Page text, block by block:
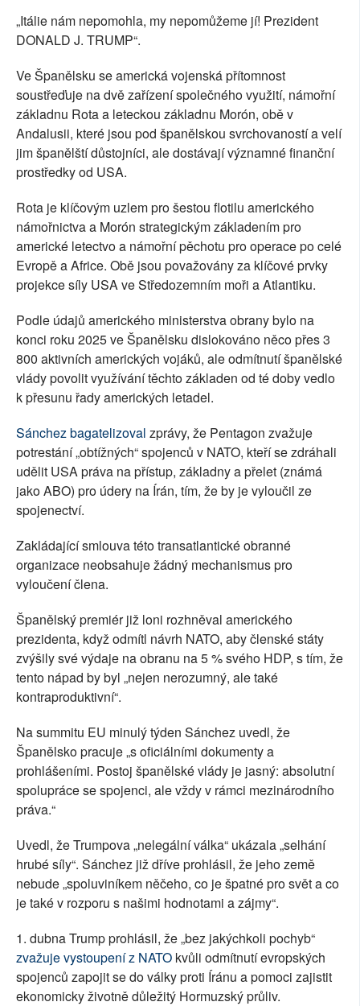
„Itálie nám nepomohla, my nepomůžeme jí! Prezident
DONALD J. TRUMP“.
Ve Španělsku se americká vojenská přítomnost
soustřeďuje na dvě zařízení společného využití, námořní
základnu Rota a leteckou základnu Morón, obě v
Andalusii, které jsou pod španělskou svrchovaností a velí
jim španělští důstojníci, ale dostávají významné finanční
prostředky od USA.
Rota je klíčovým uzlem pro šestou flotilu amerického
námořnictva a Morón strategickým základením pro
americké letectvo a námořní pěchotu pro operace po celé
Evropě a Africe. Obě jsou považovány za klíčové prvky
projekce síly USA ve Středozemním moři a Atlantiku.
Podle údajů amerického ministerstva obrany bylo na
konci roku 2025 ve Španělsku dislokováno něco přes 3
800 aktivních amerických vojáků, ale odmítnutí španělské
vlády povolit využívání těchto základen od té doby vedlo
k přesunu řady amerických letadel.
Sánchez bagatelizoval zprávy, že Pentagon zvažuje
potrestání „obtížných“ spojenců v NATO, kteří se zdráhali
udělit USA práva na přístup, základny a přelet (známá
jako ABO) pro údery na Írán, tím, že by je vyloučil ze
spojenectví.
Zakládající smlouva této transatlantické obranné
organizace neobsahuje žádný mechanismus pro
vyloučení člena.
Španělský premiér již loni rozhněval amerického
prezidenta, když odmítl návrh NATO, aby členské státy
zvýšily své výdaje na obranu na 5 % svého HDP, s tím, že
tento nápad by byl „nejen nerozumný, ale také
kontraproduktivní“.
Na summitu EU minulý týden Sánchez uvedl, že
Španělsko pracuje „s oficiálními dokumenty a
prohlášeními. Postoj španělské vlády je jasný: absolutní
spolupráce se spojenci, ale vždy v rámci mezinárodního
práva.“
Uvedl, že Trumpova „nelegální válka“ ukázala „selhání
hrubé síly“. Sánchez již dříve prohlásil, že jeho země
nebude „spoluviníkem něčeho, co je špatné pro svět a co
je také v rozporu s našimi hodnotami a zájmy“.
1. dubna Trump prohlásil, že „bez jakýchkoli pochyb“
zvažuje vystoupení z NATO kvůli odmítnutí evropských
spojenců zapojit se do války proti Íránu a pomoci zajistit
ekonomicky životně důležitý Hormuzský průliv.